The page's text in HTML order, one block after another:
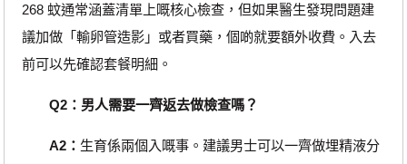
268 蚊通常涵蓋清單上嘅核心檢查，但如果醫生發現問題建
議加做「輸卵管造影」或者買藥，個啲就要額外收費。入去
前可以先確認套餐明細。
Q2：男人需要一齊返去做檢查嗎？
A2： 生育係兩個入嘅事。建議男士可以一齊做埋精液分